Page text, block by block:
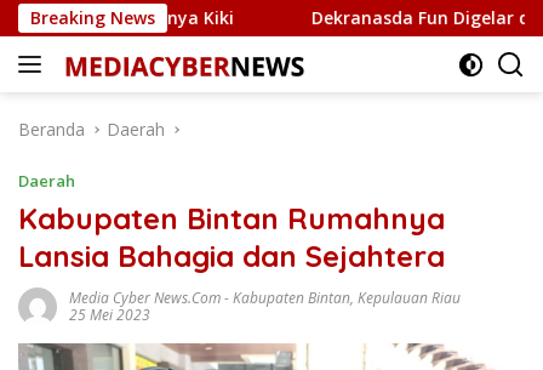
Langsung
ke
konten
Breaking News
Jaringannya Kiki Dekranasda Fun Digelar di Tepi
Beranda Daerah
Daerah
Kabupaten Bintan Rumahnya
Lansia Bahagia dan Sejahtera
Media Cyber News.Com-Kabupaten Bintan, Kepulauan Riau
25 Mei 2023